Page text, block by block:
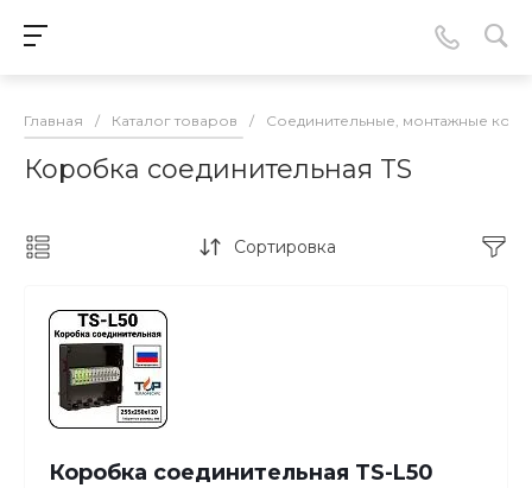
Главная / Каталог товаров / Соединительные, монтажные
Коробка соединительная TS
Сортировка
Коробка соединительная TS-L50